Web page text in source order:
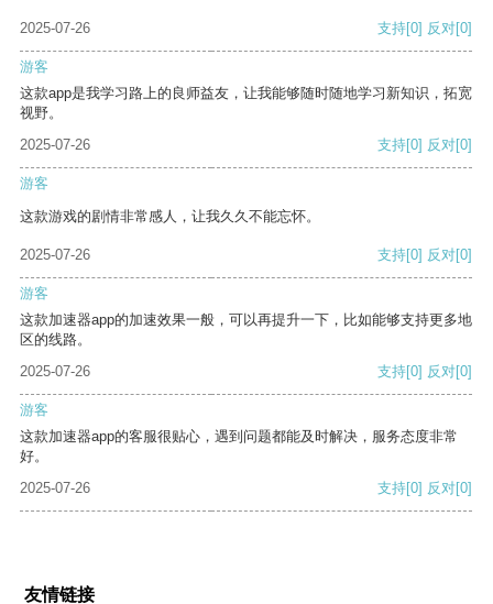
2025-07-26 支持[0] 反对[0]
游客
这款app是我学习路上的良师益友，让我能够随时随地学习新知识，拓宽
视野。
2025-07-26
支持[0] 反对[0]
游客
这款游戏的剧情非常感人，让我久久不能忘怀。
2025-07-26 支持[0] 反对[0]
游客
这款加速器app的加速效果一般，可以再提升一下，比如能够支持更多地
区的线路。
2025-07-26
支持[0] 反对[0]
游客
这款加速器app的客服很贴心，遇到问题都能及时解决，服务态度非常
好。
2025-07-26
支持[0] 反对[0]
友情链接